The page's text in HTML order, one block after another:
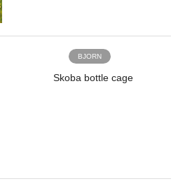
BJORN
Skoba bottle cage